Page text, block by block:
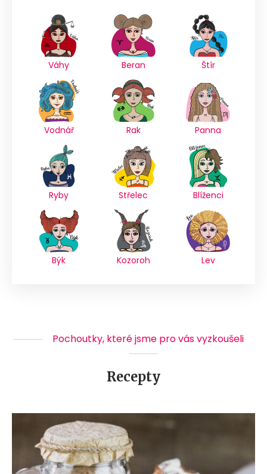
Váhy Beran Štír
Vodnář Rak Panna
Ryby Střelec Blíženci
Býk Kozoroh Lev
Pochoutky, které jsme pro vás vyzkoušeli
Recepty